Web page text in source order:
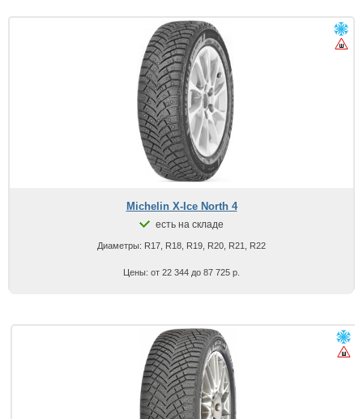
Michelin X-Ice North 4
есть на складе
Диаметры: R17, R18, R19, R20, R21, R22
Цены: от 22 344 до 87 725 р.